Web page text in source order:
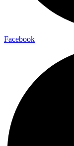
Facebook